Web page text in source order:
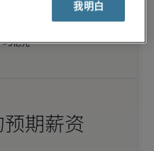
>5亿元
期薪资
我明白